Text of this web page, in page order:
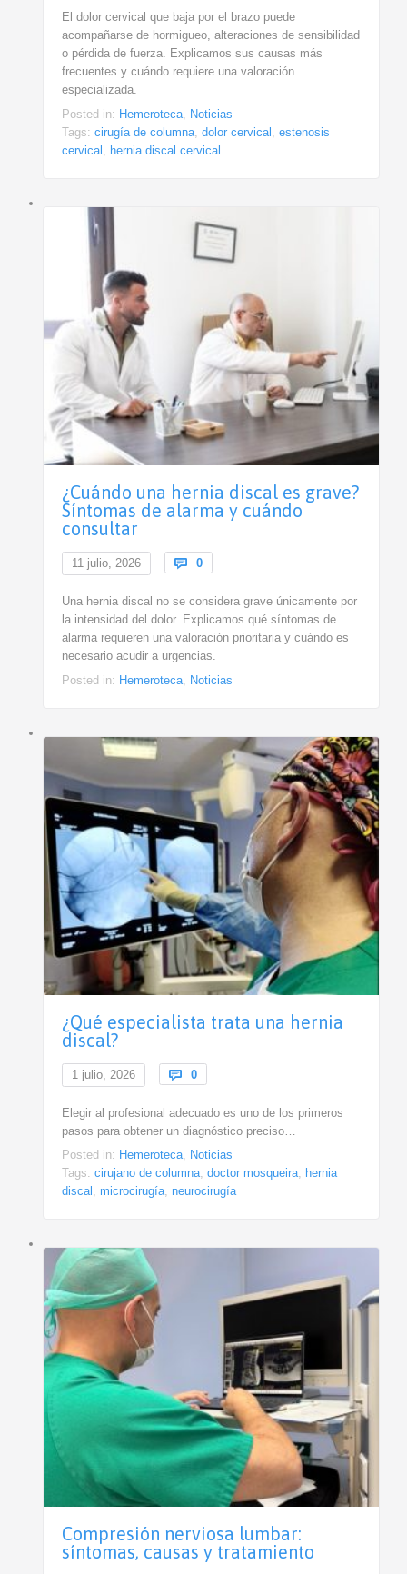
El dolor cervical que baja por el brazo puede
acompañarse de hormigueo, alteraciones de sensibilidad
o pérdida de fuerza. Explicamos sus causas más
frecuentes y cuándo requiere una valoración
especializada.
Posted in: Hemeroteca, Noticias
Tags: cirugía de columna, dolor cervical estenosis
cervical
hernia discal cervical
¿Cuándo una hernia discal es grave?
Síntomas de alarma y cuándo
consultar
11 julio, 2026  0Comments
Una hernia discal no se considera grave únicamente por
la intensidad del dolor. Explicamos qué síntomas de
alarma requieren una valoración prioritaria y cuándo es
necesario acudir a urgencias.
Posted in: Hemeroteca, Noticias
¿Qué especialista trata una hernia
discal?
1 julio, 2026  0Comments
Elegir al profesional adecuado es uno de los primeros
pasos para obtener un diagnóstico preciso…
Posted in: Hemeroteca, Noticias
Tags: cirujano de columna, doctor mosqueira, hernia
discal , microcirugía, neurocirugía
Compresión nerviosa lumbar:
síntomas, causas y tratamiento